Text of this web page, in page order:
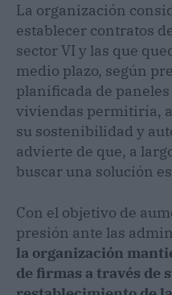
La organización
establecer contratos
sector VI y las que
medio plazo, según
planificada de
viviendas permitiría,
su sostenibilidad y
advierte de que, a
buscar una solución
Con el objetivo de
presión ante las
la organización
de firmas a través de